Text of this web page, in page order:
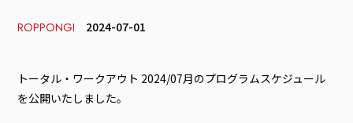
ROPPONGI 2024-07-01
トータル・ワークアウト 2024/07月のプログラムスケジュール
を公開いたしました。